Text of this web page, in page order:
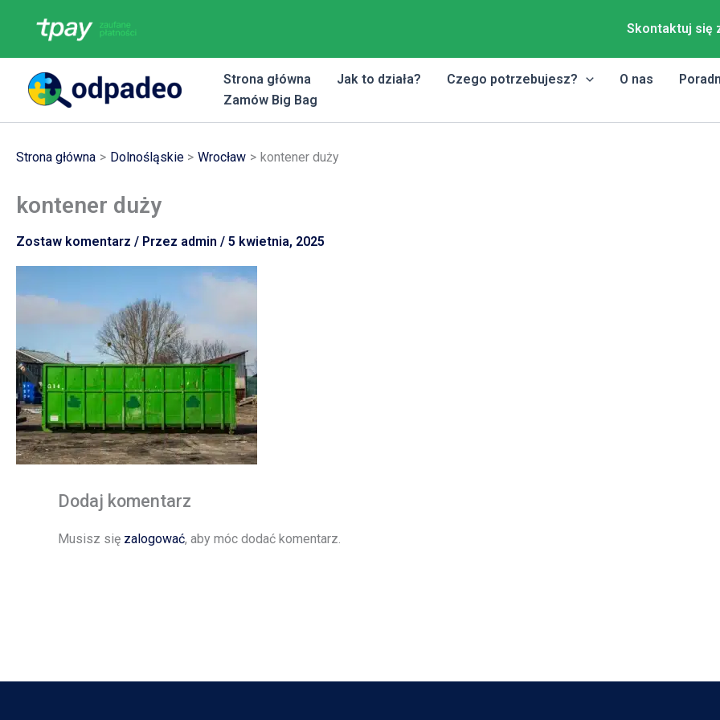
Skontaktuj się
Strona główna Jak to działa? Czego potrzebujesz? O nas
Zamów Big Bag
Strona główna Dolnośląskie Wrocław kontener duży
kontener duży
Zostaw komentarz / Przez admin / 5 kwietnia, 2025
Dodaj komentarz
Musisz się zalogować, aby móc dodać komentarz.